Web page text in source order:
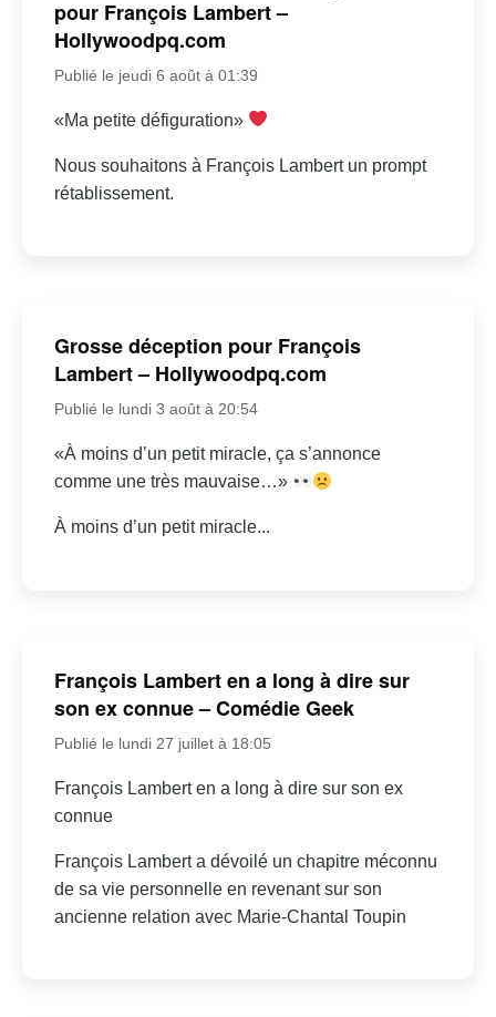
pour François Lambert –
Hollywoodpq.com
Publié le jeudi 6 août à 01:39
«Ma petite défiguration»
Nous souhaitons à François Lambert un prompt
rétablissement.
Grosse déception pour François
Lambert – Hollywoodpq.com
Publié le lundi 3 août à 20:54
«À moins d’un petit miracle, ça s’annonce
comme une très mauvaise…»
À moins d’un petit miracle...
François Lambert en a long à dire sur
son ex connue – Comédie Geek
Publié le lundi 27 juillet à 18:05
François Lambert en a long à dire sur son ex
connue
François Lambert a dévoilé un chapitre méconnu
de sa vie personnelle en revenant sur son
ancienne relation avec Marie-Chantal Toupin